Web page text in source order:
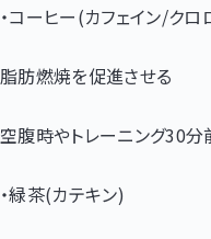
ス
ッ
・コーヒー(カフェイン/クロ
脂肪燃焼を促進させる
空腹時やトレーニング30分
・緑茶(カテキン)